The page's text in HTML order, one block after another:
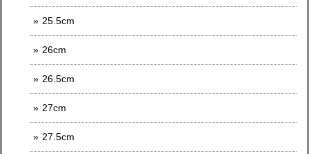
25.5cm
26cm
26.5cm
27cm
27.5cm